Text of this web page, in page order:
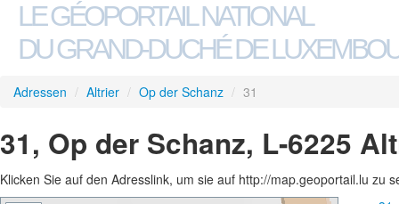
LE GÉOPORTAIL NATIONAL
DU GRAND-DUCHÉ DE
Adressen / Altrier / Op der Schanz / 31
31, Op der Schanz, L-6225
Klicken Sie auf den Adresslink, um sie auf http://map.geoportail.lu zu